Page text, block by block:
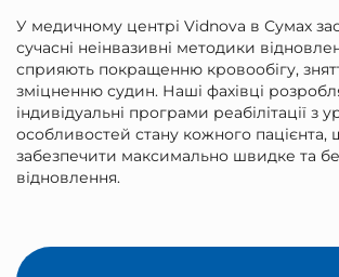
У медичному центрі Vidnova в Сумах
сучасні неінвазивні методики
сприяють покращенню кровообігу,
зміцненню судин. Наші фахівці
індивідуальні програми реабілітації з
особливостей стану кожного пацієнта,
забезпечити максимально швидке та
відновлення.